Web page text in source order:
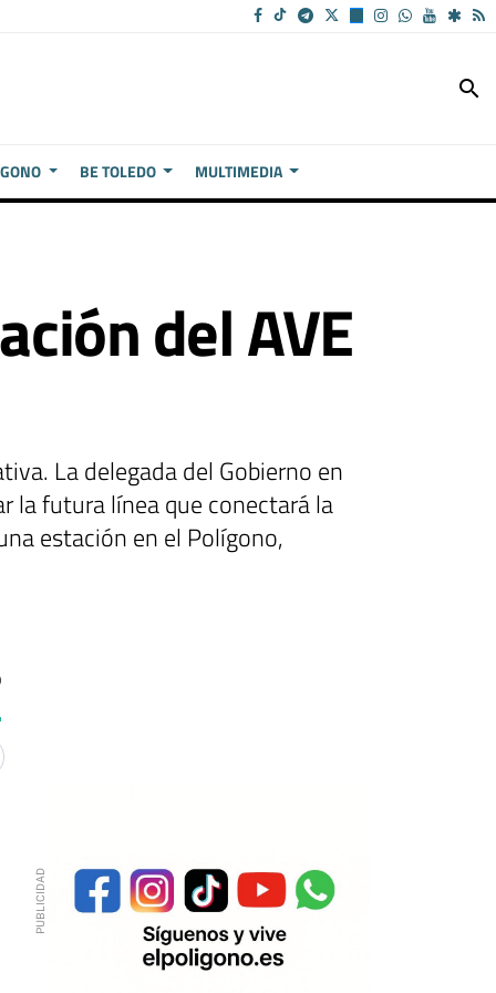
search
BE TOLEDO MULTIMEDIA
del AVE
La delegada del Gobierno en
la futura línea que conectará la
estación en el Polígono,